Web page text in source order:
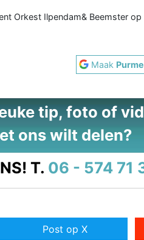
Orkest Ilpendam& Beemster op
Maak
tip, foto of
ons wilt delen?
T. 06 - 574 71
Post op X